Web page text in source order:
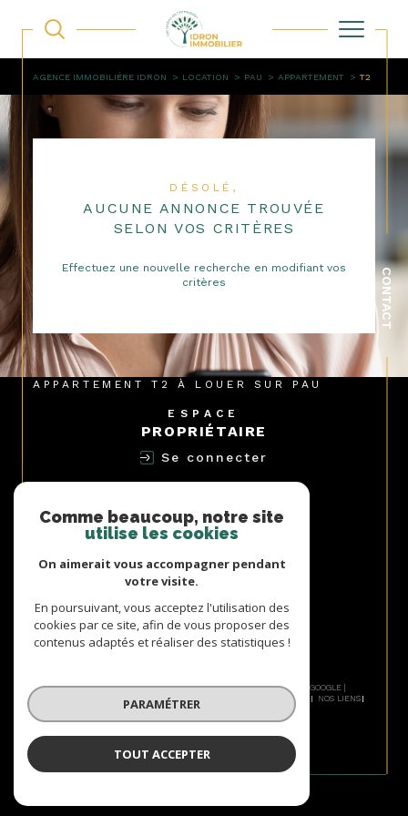
CONTACT
AGENCE IMMOBILIÈRE IDRON LOCATION PAU APPARTEMENT T2
DÉSOLÉ,
AUCUNE ANNONCE TROUVÉE
SELON VOS CRITÈRES
Effectuez une nouvelle recherche en modifiant vos
critères
APPARTEMENT T2 À LOUER SUR PAU
ESPACE
PROPRIÉTAIRE
Se connecter
ADHÉRONS
AVIS
CLIENTS
© 2026 | TOUS DROITS RÉSERVÉS | TRADUCTION POWERED BY GOOGLE |
PLAN DU SITE ADMIN
NOS LIENS
POLITIQUE RGPD
Comme beaucoup, notre site
utilise les cookies
On aimerait vous accompagner pendant
votre visite.
En poursuivant, vous acceptez l'utilisation des
cookies par ce site, afin de vous proposer des
contenus adaptés et réaliser des statistiques !
PARAMÉTRER
TOUT ACCEPTER